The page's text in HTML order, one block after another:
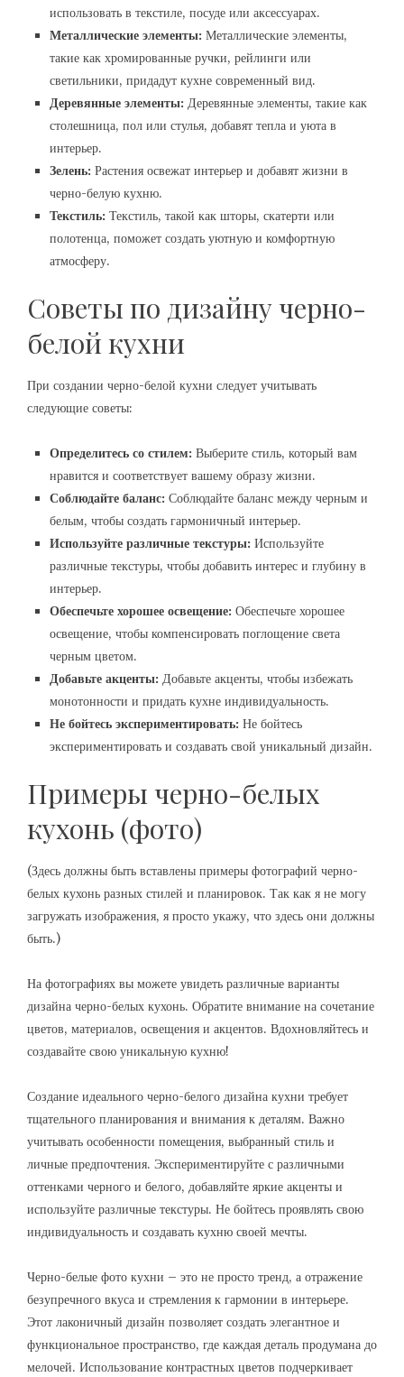
использовать в текстиле, посуде или аксессуарах.
Металлические элементы: Металлические элементы,
такие как хромированные ручки, рейлинги или
светильники, придадут кухне современный вид.
Деревянные элементы: Деревянные элементы, такие как
столешница, пол или стулья, добавят тепла и уюта в
интерьер.
Зелень: Растения освежат интерьер и добавят жизни в
черно-белую кухню.
Текстиль: Текстиль, такой как шторы, скатерти или
полотенца, поможет создать уютную и комфортную
атмосферу.
Советы по дизайну черно-
белой кухни
При создании черно-белой кухни следует учитывать
следующие советы:
Определитесь со стилем: Выберите стиль, который вам
нравится и соответствует вашему образу жизни.
Соблюдайте баланс: Соблюдайте баланс между черным и
белым, чтобы создать гармоничный интерьер.
Используйте различные текстуры: Используйте
различные текстуры, чтобы добавить интерес и глубину в
интерьер.
Обеспечьте хорошее освещение: Обеспечьте хорошее
освещение, чтобы компенсировать поглощение света
черным цветом.
Добавьте акценты: Добавьте акценты, чтобы избежать
монотонности и придать кухне индивидуальность.
Не бойтесь экспериментировать: Не бойтесь
экспериментировать и создавать свой уникальный дизайн.
Примеры черно-белых
кухонь (фото)
(Здесь должны быть вставлены примеры фотографий черно-
белых кухонь разных стилей и планировок. Так как я не могу
загружать изображения, я просто укажу, что здесь они должны
быть.)
На фотографиях вы можете увидеть различные варианты
дизайна черно-белых кухонь. Обратите внимание на сочетание
цветов, материалов, освещения и акцентов. Вдохновляйтесь и
создавайте свою уникальную кухню!
Создание идеального черно-белого дизайна кухни требует
тщательного планирования и внимания к деталям. Важно
учитывать особенности помещения, выбранный стиль и
личные предпочтения. Экспериментируйте с различными
оттенками черного и белого, добавляйте яркие акценты и
используйте различные текстуры. Не бойтесь проявлять свою
индивидуальность и создавать кухню своей мечты.
Черно-белые фото кухни – это не просто тренд, а отражение
безупречного вкуса и стремления к гармонии в интерьере.
Этот лаконичный дизайн позволяет создать элегантное и
функциональное пространство, где каждая деталь продумана до
мелочей. Использование контрастных цветов подчеркивает